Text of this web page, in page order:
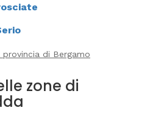
di Bergamo
zone di